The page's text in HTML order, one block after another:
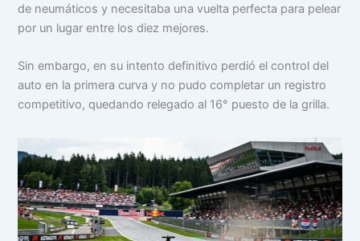
de neumáticos y necesitaba una vuelta perfecta para pelear
por un lugar entre los diez mejores.
Sin embargo, en su intento definitivo perdió el control del
auto en la primera curva y no pudo completar un registro
competitivo, quedando relegado al 16° puesto de la grilla.